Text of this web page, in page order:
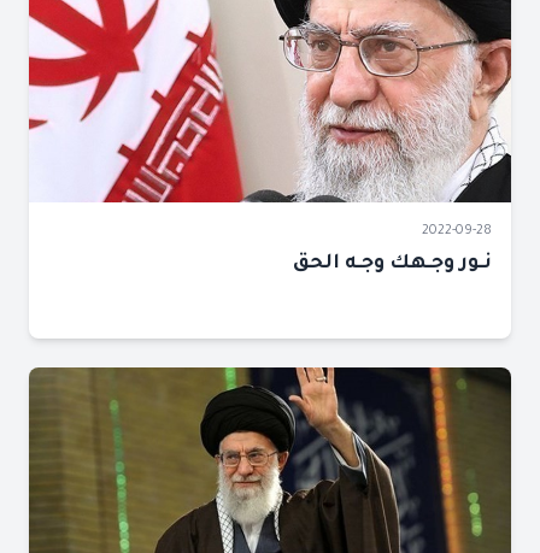
2022-09-28
نـور وجـهك وجـه الحق